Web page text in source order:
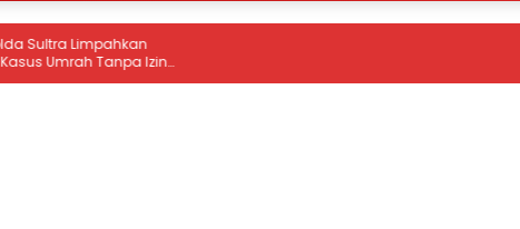
Izin